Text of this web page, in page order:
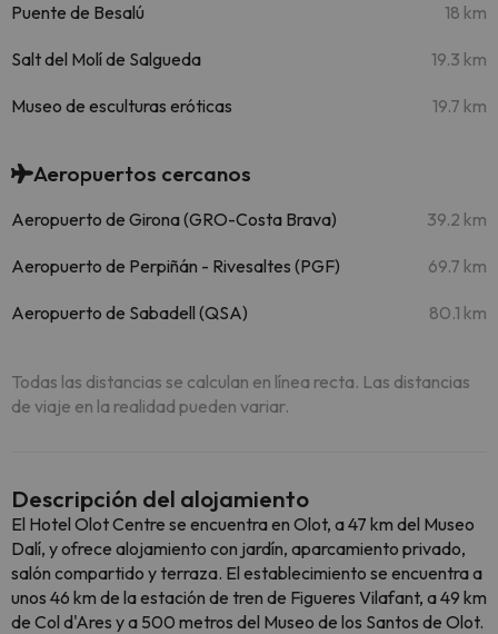
Puente de Besalú 18 km
Salt del Molí de Salgueda 19.3 km
Museo de esculturas eróticas 19.7 km
Aeropuertos cercanos
Aeropuerto de Girona (GRO-Costa Brava) 39.2 km
Aeropuerto de Perpiñán - Rivesaltes (PGF) 69.7 km
Aeropuerto de Sabadell (QSA) 80.1 km
Todas las distancias se calculan en línea recta. Las distancias
de viaje en la realidad pueden variar.
Descripción del alojamiento
El Hotel Olot Centre se encuentra en Olot, a 47 km del Museo
Dalí, y ofrece alojamiento con jardín, aparcamiento privado,
salón compartido y terraza. El establecimiento se encuentra a
unos 46 km de la estación de tren de Figueres Vilafant, a 49 km
de Col d'Ares y a 500 metros del Museo de los Santos de Olot.